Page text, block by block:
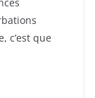
c’est que